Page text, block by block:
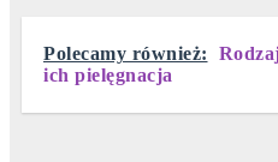
Polecamy również:
ich pielęgnacja